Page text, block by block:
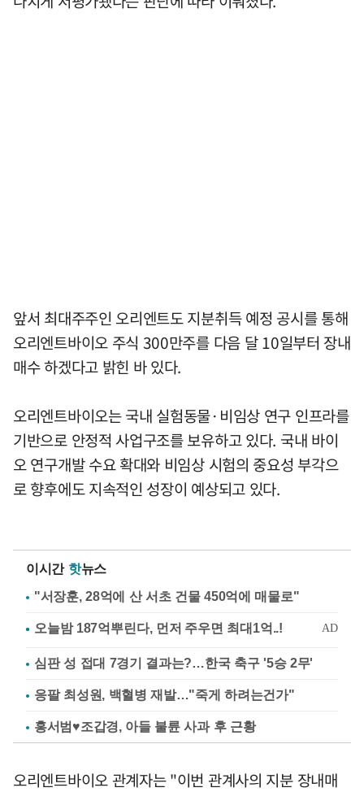
앞서 최대주주인 오리엔트도 지분취득 예정 공시를 통해
오리엔트바이오 주식 300만주를 다음 달 10일부터 장내
매수 하겠다고 밝힌 바 있다.
오리엔트바이오는 국내 실험동물·비임상 연구 인프라를
기반으로 안정적 사업구조를 보유하고 있다. 국내 바이
오 연구개발 수요 확대와 비임상 시험의 중요성 부각으
로 향후에도 지속적인 성장이 예상되고 있다.
이시간 핫뉴스
"서장훈, 28억에 산 서초 건물 450억에 매물로"
심판 성 접대 7경기 결과는?…한국 축구 '5승 2무'
응팔 최성원, 백혈병 재발…"죽게 하려는건가"
홍서범♥조갑경, 아들 불륜 사과 후 근황
오리엔트바이오 관계자는 "이번 관계사의 지분 장내매